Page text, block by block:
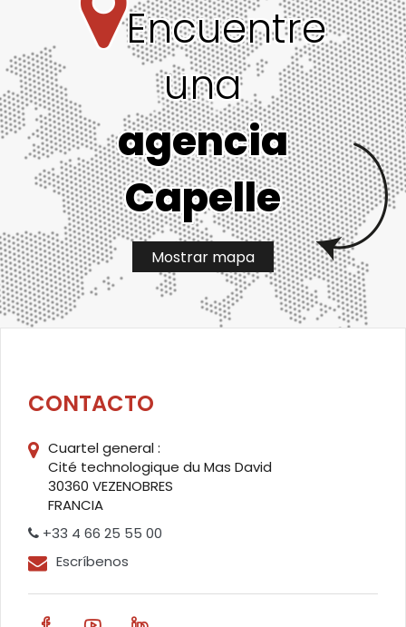
Encuentre
una
agencia
Capelle
Mostrar mapa
CONTACTO
Cuartel general :
Cité technologique du Mas David
30360 VEZENOBRES
FRANCIA
+33 4 66 25 55 00
Escríbenos